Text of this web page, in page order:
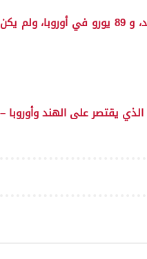
ستتوفر سماعات OnePlus مُقابل 79 دولار في الولايات المتحدة، و 4999 روبية في الهند، و 89 يورو في أوروبا، ولم يكن